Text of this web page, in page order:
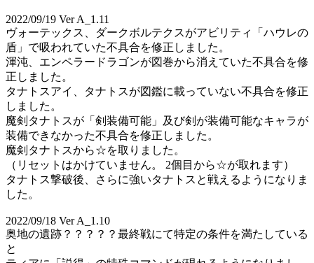
2022/09/19 Ver A_1.11
ヴォーテックス、ダークボルテクスがアビリティ「ハウレの
盾」で吸われていた不具合を修正しました。
渾沌、エンペラードラゴンが図巻から消えていた不具合を修
正しました。
タナトスアイ、タナトスが図鑑に載っていない不具合を修正
しました。
魔剣タナトスが「剣装備可能」及び剣が装備可能なキャラが
装備できなかった不具合を修正しました。
魔剣タナトスから☆を取りました。
（リセットはかけていません。 2個目から☆が取れます）
タナトス撃破後、さらに強いタナトスと戦えるようになりま
した。
2022/09/18 Ver A_1.10
奥地の遺跡？？？？？最終戦にて特定の条件を満たしている
と